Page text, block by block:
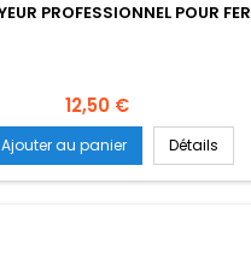
PROFESSIONNEL POUR FER
Prix
12,50 €
Ajouter au panier Détails